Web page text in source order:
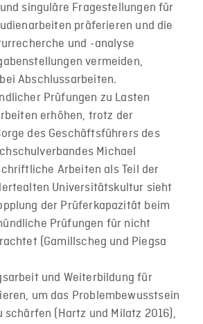
singuläre Fragestellungen für
präferieren und die
und -analyse
vermeiden,
Abschlussarbeiten.
Prüfungen zu Lasten
erhöhen, trotz der
des Geschäftsführers des
Michael
Arbeiten als Teil der
Universitätskultur sieht
der Prüferkapazität beim
Prüfungen für nicht
(Gamillscheg und Piegsa
und Weiterbildung für
um das Problembewusstsein
schärfen (Hartz und Milatz 2016),